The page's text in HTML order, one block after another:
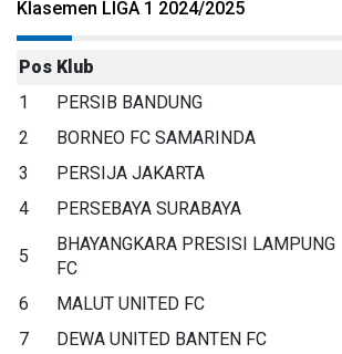
Klasemen LIGA 1 2024/2025
Pos Klub
1
PERSIB BANDUNG
2
BORNEO FC SAMARINDA
3
PERSIJA JAKARTA
4
PERSEBAYA SURABAYA
5
BHAYANGKARA PRESISI LAMPUNG
FC
6 MALUT UNITED FC
7
DEWA UNITED BANTEN FC